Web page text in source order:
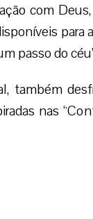
com
para
passo do
também
nas